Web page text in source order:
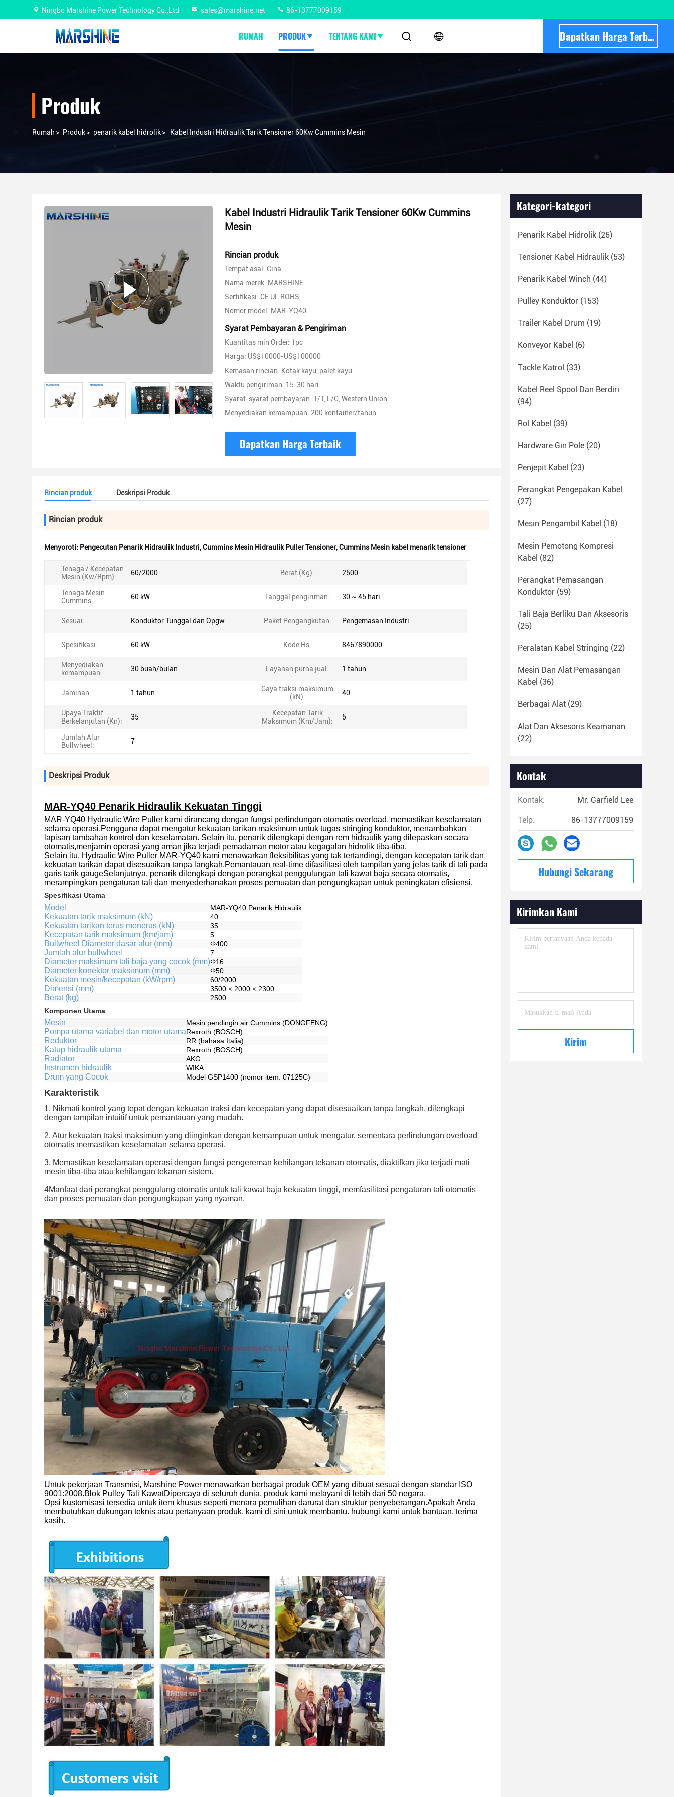
Ningbo Marshine Power Technology Co.,Ltd sales@marshine.net 86-13777009159
RUMAH PRODUK TENTANG KAMI Dapatkan Harga Terbaik
Produk
Rumah > Produk> penarik kabel hidrolik> Kabel Industri Hidraulik Tarik Tensioner 60Kw Cummins Mesin
Kabel Industri Hidraulik Tarik Tensioner 60Kw Cummins
Mesin
Rincian produk
Tempat asal: Cina
Nama merek: MARSHINE
Sertifikasi: CE UL ROHS
Nomor model: MAR-YQ40
Syarat Pembayaran & Pengiriman
Kuantitas min Order: 1pc
Harga: US$10000-US$100000
Kemasan rincian: Kotak kayu, palet kayu
Waktu pengiriman: 15-30 hari
Syarat-syarat pembayaran: T/T, L/C, Western Union
Menyediakan kemampuan: 200 kontainer/tahun
Dapatkan Harga Terbaik
Rincian produk Deskripsi Produk
Rincian produk
Menyoroti: Pengecutan Penarik Hidraulik Industri,Cummins Mesin Hidraulik Puller Tensioner,Cummins Mesin kabel menarik tensioner
Tenaga / Kecepatan
Mesin (Kw/Rpm):
60/2000 Berat (Kg): 2500
Tenaga Mesin
Cummins:
60 kW Tanggal pengiriman: 30 ~ 45 hari
Sesuai: Konduktor Tunggal dan Opgw Paket Pengangkutan: Pengemasan Industri
Spesifikasi: 60 kW Kode Hs: 8467890000
Menyediakan
kemampuan:
30 buah/bulan Layanan purna jual: 1 tahun
Jaminan: 1 tahun
Gaya traksi maksimum
(kN):
40
Upaya Traktif
Berkelanjutan (Kn):
35
Kecepatan Tarik
Maksimum (Km/Jam):
5
Jumlah Alur
Bullwheel:
7
Deskripsi Produk
MAR-YQ40 Penarik Hidraulik Kekuatan Tinggi
MAR-YQ40 Hydraulic Wire Puller kami dirancang dengan fungsi perlindungan otomatis overload, memastikan keselamatan
selama operasi.Pengguna dapat mengatur kekuatan tarikan maksimum untuk tugas stringing konduktor, menambahkan
lapisan tambahan kontrol dan keselamatan. Selain itu, penarik dilengkapi dengan rem hidraulik yang dilepaskan secara
otomatis,menjamin operasi yang aman jika terjadi pemadaman motor atau kegagalan hidrolik tiba-tiba.
Selain itu, Hydraulic Wire Puller MAR-YQ40 kami menawarkan fleksibilitas yang tak tertandingi, dengan kecepatan tarik dan
kekuatan tarikan dapat disesuaikan tanpa langkah.Pemantauan real-time difasilitasi oleh tampilan yang jelas tarik di tali pada
garis tarik gaugeSelanjutnya, penarik dilengkapi dengan perangkat penggulungan tali kawat baja secara otomatis,
merampingkan pengaturan tali dan menyederhanakan proses pemuatan dan pengungkapan untuk peningkatan efisiensi.
Spesifikasi Utama
Model MAR-YQ40 Penarik Hidraulik
Kekuatan tarik maksimum (kN) 40
Kekuatan tarikan terus menerus (kN) 35
Kecepatan tarik maksimum (km/jam) 5
Bullwheel Diameter dasar alur (mm) Φ400
Jumlah alur bullwheel 7
Diameter maksimum tali baja yang cocok (mm)Φ16
Diameter konektor maksimum (mm) Φ50
Kekuatan mesin/kecepatan (kW/rpm) 60/2000
Dimensi (mm) 3500 × 2000 × 2300
Berat (kg)
2500
Komponen Utama
Mesin Mesin pendingin air Cummins (DONGFENG)
Pompa utama variabel dan motor utamaRexroth (BOSCH)
Reduktor RR (bahasa Italia)
Katup hidraulik utama Rexroth (BOSCH)
Radiator AKG
Instrumen hidraulik WIKA
Drum yang Cocok Model GSP1400 (nomor item: 07125C)
Karakteristik
1. Nikmati kontrol yang tepat dengan kekuatan traksi dan kecepatan yang dapat disesuaikan tanpa langkah, dilengkapi
dengan tampilan intuitif untuk pemantauan yang mudah.
2. Atur kekuatan traksi maksimum yang diinginkan dengan kemampuan untuk mengatur, sementara perlindungan overload
otomatis memastikan keselamatan selama operasi.
3. Memastikan keselamatan operasi dengan fungsi pengereman kehilangan tekanan otomatis, diaktifkan jika terjadi mati
mesin tiba-tiba atau kehilangan tekanan sistem.
4Manfaat dari perangkat penggulung otomatis untuk tali kawat baja kekuatan tinggi, memfasilitasi pengaturan tali otomatis
dan proses pemuatan dan pengungkapan yang nyaman.
Untuk pekerjaan Transmisi, Marshine Power menawarkan berbagai produk OEM yang dibuat sesuai dengan standar ISO
9001:2008.Blok Pulley Tali KawatDipercaya di seluruh dunia, produk kami melayani di lebih dari 50 negara.
Opsi kustomisasi tersedia untuk item khusus seperti menara pemulihan darurat dan struktur penyeberangan.Apakah Anda
membutuhkan dukungan teknis atau pertanyaan produk, kami di sini untuk membantu. hubungi kami untuk bantuan. terima
kasih.
Kategori-kategori
Penarik Kabel Hidrolik (26)
Tensioner Kabel Hidraulik (53)
Penarik Kabel Winch (44)
Pulley Konduktor (153)
Trailer Kabel Drum (19)
Konveyor Kabel (6)
Tackle Katrol (33)
Kabel Reel Spool Dan Berdiri
(94)
Rol Kabel (39)
Hardware Gin Pole (20)
Penjepit Kabel (23)
Perangkat Pengepakan Kabel
(27)
Mesin Pengambil Kabel (18)
Mesin Pemotong Kompresi
Kabel (82)
Perangkat Pemasangan
Konduktor (59)
Tali Baja Berliku Dan Aksesoris
(25)
Peralatan Kabel Stringing (22)
Mesin Dan Alat Pemasangan
Kabel (36)
Berbagai Alat (29)
Alat Dan Aksesoris Keamanan
(22)
Kontak
Kontak: Mr. Garfield Lee
Telp: 86-13777009159
Hubungi Sekarang
Kirimkan Kami
Kirim